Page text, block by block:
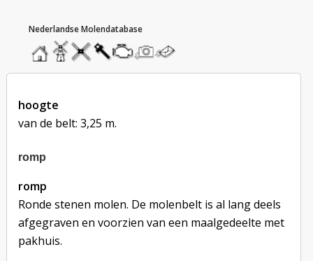
homemolendatabase
roedendatabase
assendatabase
motorendatabase
stuur
een
foto
stuur
een
bericht
hoogte
van de belt: 3,25 m.
romp
romp
Ronde stenen molen. De molenbelt is al lang deels
afgegraven en voorzien van een maalgedeelte met
pakhuis.